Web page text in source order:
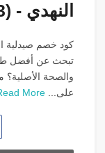
النهدي - Nahdi (3)
تبحث عن أفضل
على... More